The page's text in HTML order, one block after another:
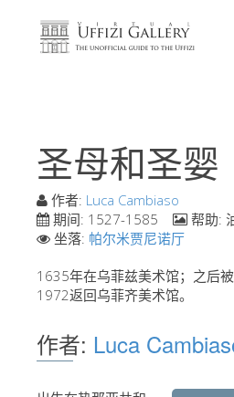
主页
活动 & 展览
游客的评论
联系我们
现在预定
圣母和圣婴
作者: Luca Cambiaso
期间: 1527-1585 帮助:
坐落: 帕尔米贾尼诺厅
1635年在乌菲兹美术馆；之后被
1972返回乌菲齐美术馆。
作者: Luca